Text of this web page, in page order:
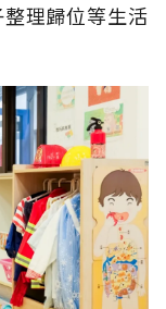
理歸位等生活